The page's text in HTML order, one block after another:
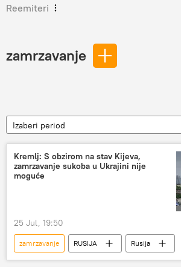
Reemiteri
zamrzavanje
Izaberi period
Kremlj: S obzirom na stav Kijeva,
zamrzavanje sukoba u Ukrajini nije
moguće
25 Jul, 19:50
zamrzavanje RUSIJA
Rusija
Ukrajina
sukob Dmitrij Peskov